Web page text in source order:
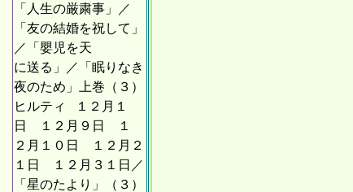
「人生の厳粛事」／
「友の結婚を祝して」
／「嬰児を天
に送る」／「眠りなき
夜のため」上巻（３）
ヒルティ １２月１
日 １２月９日 １
２月１０日 １２月２
１日 １２月３１日／
「星のたより」（３）